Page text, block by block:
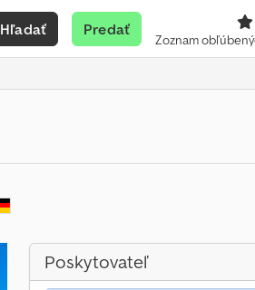
Hľadať Predať
Zoznam
Poskytovateľ